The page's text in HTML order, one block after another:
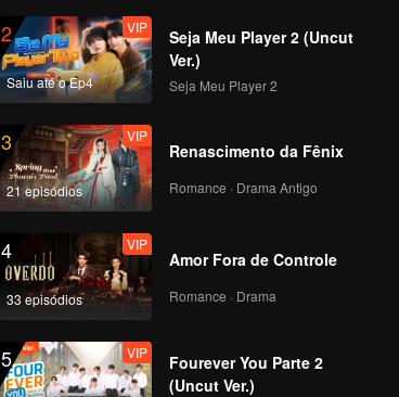
2
Saiu até o Ep4
VIP
Seja Meu Player 2 (Uncut
Ver.)
Seja Meu Player 2
3
21 episódios
VIP
Renascimento da Fênix
Romance · Drama Antigo
4
33 episódios
VIP
Amor Fora de Controle
Romance · Drama
5 VIP
Fourever You Parte 2
(Uncut Ver.)